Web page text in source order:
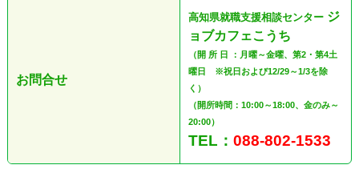
お問合せ
高知県就職支援相談センター ジ
ョブカフェこうち
（開 所 日 ：月曜～金曜、第2・第4土
曜日 ※祝日および12/29～1/3を除
く）
（開所時間：10:00～18:00、金のみ～
20:00）
TEL： 088-802-1533